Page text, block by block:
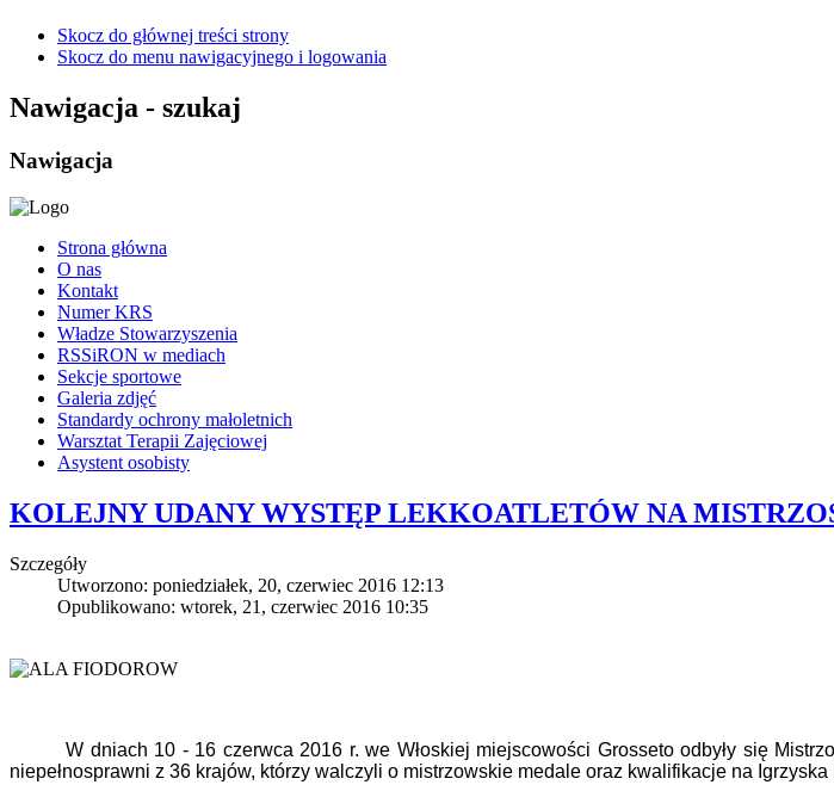
Skocz do głównej treści strony
Skocz do menu nawigacyjnego i logowania
Nawigacja - szukaj
Nawigacja
Strona główna
O nas
Kontakt
Numer KRS
Władze Stowarzyszenia
RSSiRON w mediach
Sekcje sportowe
Galeria zdjęć
Standardy ochrony małoletnich
Warsztat Terapii Zajęciowej
Asystent osobisty
KOLEJNY UDANY WYSTĘP LEKKOATLETÓW NA
Szczegóły
Utworzono: poniedziałek, 20, czerwiec 2016 12:13
Opublikowano: wtorek, 21, czerwiec 2016 10:35
W dniach 10 - 16 czerwca 2016 r. we Włoskiej miejscowości Grosseto odbyły się
niepełnosprawni z 36 krajów, którzy walczyli o mistrzowskie medale oraz kwalifikacje na